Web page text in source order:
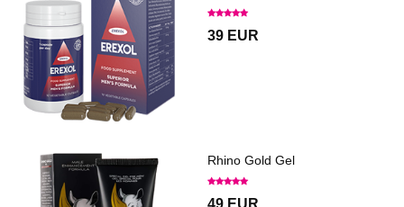
39 EUR
Rhino Gold Gel
49 EUR